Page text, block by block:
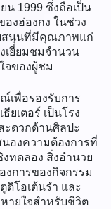
น 1999 ซึ่งถือเป็น
งฮ่องกง ในช่วง
สนุนที่มีคุณภาพแก่
เยี่ยมชมจำนวน
จของผู้ชม
เพื่อรองรับการ
ยเตอร์ เป็นโรง
ะดวกด้านศิลปะ
องความต้องการที่
ทดลอง สิ่งอำนวย
งการของกิจกรรม
ดิโอเต้นรำ และ
ยใจสำหรับชีวิต